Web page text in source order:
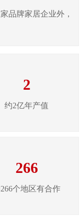
品牌家居企业外，
2
约2亿年产值
266
个地区有合作